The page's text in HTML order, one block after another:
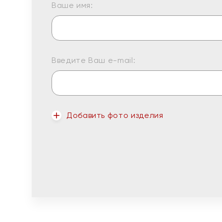
Ваше имя:
Введите Ваш e-mail:
Добавить фото изделия